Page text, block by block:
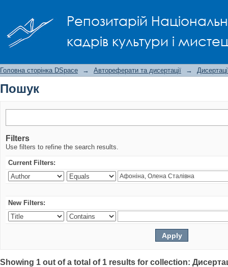
Репозитарій
кадрів культури і
Головна сторінка DSpace → Автореферати та дисертації →
Пошук
Filters
Use filters to refine the search results.
Current Filters:
New Filters:
Showing 1 out of a total of 1 results for collection: